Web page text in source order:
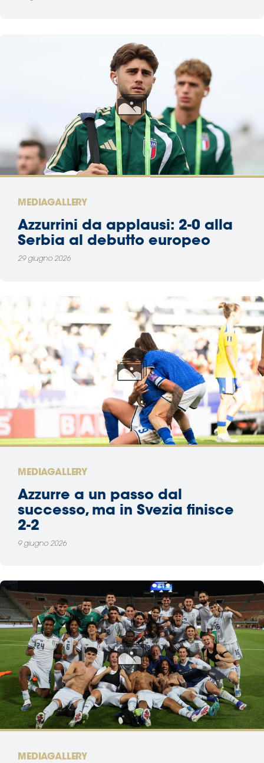
MEDIAGALLERY
Azzurrini da applausi: 2-0 alla
Serbia al debutto europeo
29 giugno 2026
MEDIAGALLERY
Azzurre a un passo dal
successo, ma in Svezia finisce
2-2
9 giugno 2026
MEDIAGALLERY